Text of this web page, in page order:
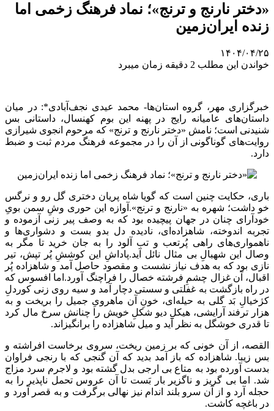
«دختر نارنج و ترنج»؛ نماد فرهنگ زخمی اما
زنده ایران‌زمین
۱۴۰۴/۰۴/۲۵
خواندن این مطلب 2 دقیقه زمان میبرد
خبرگزاری مهر، گروه استان‌ها- محمد عیدی نجف‌آبادی*: در میان
داستان‌های عامیانه رایج در پهنه این بوم کهنسال، داستانی بس
شنیدنی است؛ نامش «دختر نارنج و ترنج» که مرحوم انجوی شیرازی
روایت‌های گوناگونی از آن را در مجموعه فرهنگ مردم ثبت و ضبط
دارد.
باری، حکایت چنین است که گویا شاه پریان دختری گل رو و نرگس
خو داشت؛ شهره به «نارنج و ترنج».آوازه این حوری وشِ سمن بویِ
خودآرای چنان در جهان پیچیده بود که به وصف پیر زنی آزموده و
تجربه اندوخته، شاهزاده‌ای، نادیده دل بدو بست و دشواری‌ها و
ناهمواری‌های راهی پُرتعب و تب آلود را به جان خرید تا مگر به
وصال این شهبالِ بی مثال نائل آید.پاداشِ این کوششِ پُر تپش، تیر
نازی بود که به هدف نیاز نشست و مقصود حاصل آمد و شاهزاده پُر
اقبال، آن غزال چشمِ فرشته خصال را فراچنگ آورد.اما افسوس که
در راه بازگشت به غفلتی و سستی دچار آمد و سیه روی زنی کوردلِ
کژخیالِ بَد گلی به حیله‌ای، خونِ آن ماهرویِ جمیل را بریخت و به
هزار ترفند آرایشی، هیکلِ دیو شکلِ خویش را چنانش سرخ مال کرد
تا قدری خوشگل به نظر آید و میل شاهزاده را برانگیزاند.
القصه، از آن خونی که بر زمین ریخت، سروی برخاست افراشته و
بس زیبا. شاهزاده که باز آمد بدید که آن گنجی که با رنجی فراوان
بدست آورده بود به متاع بی ارجی بدل گشته بود و لاجرم سرد مزاج
شد. اما بی گریز و ناگزیر بار بَست تا آن عروس تحمل ناپذیر را به
حجله آرد و از آن سرو بلند اندام نیز نهالی برگرفت و به قصر آورد و
در باغچه کاشت.